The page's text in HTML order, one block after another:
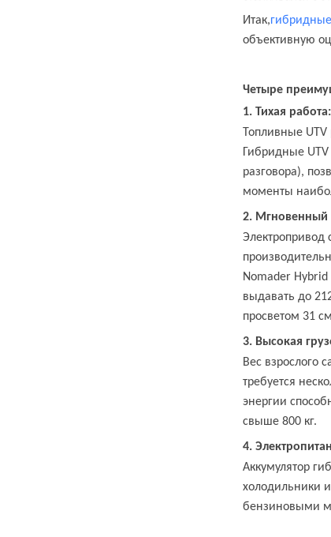
Итак,
объективную
Четыре
1. Тихая
Топливные
Гибридные
разговора),
моменты
2. Мгновенный
Электропривод
Nomader
выдавать до
просветом 31
3. Высокая
Вес взрослого
требуется
энергии
свыше 800 кг.
4.
Аккумулятор
холодильники
бензиновыми